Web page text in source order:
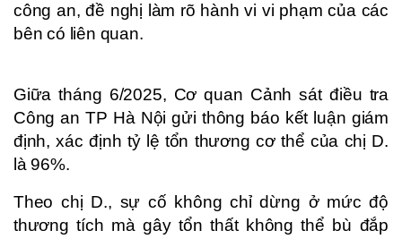
công an, đề nghị làm rõ hành vi vi phạm của các
bên có liên quan.
Giữa tháng 6/2025, Cơ quan Cảnh sát điều tra
Công an TP Hà Nội gửi thông báo kết luận giám
định, xác định tỷ lệ tổn thương cơ thể của chị D.
là 96%.
Theo chị D., sự cố không chỉ dừng ở mức độ
thương tích mà gây tổn thất không thể bù đắp